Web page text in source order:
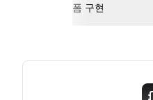
폼 구현